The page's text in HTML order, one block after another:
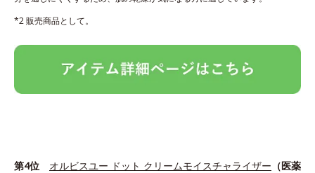
*2 販売商品として。
第4位 オルビスユー ドット クリームモイスチャライザー （医薬